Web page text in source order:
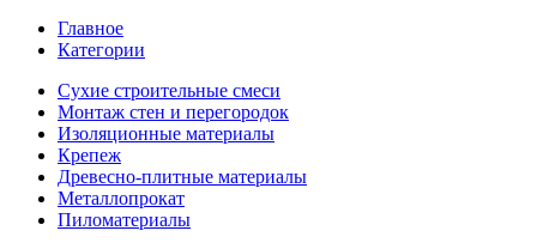
Главное
Категории
Сухие строительные смеси
Монтаж стен и перегородок
Изоляционные материалы
Крепеж
Древесно-плитные материалы
Металлопрокат
Пиломатериалы